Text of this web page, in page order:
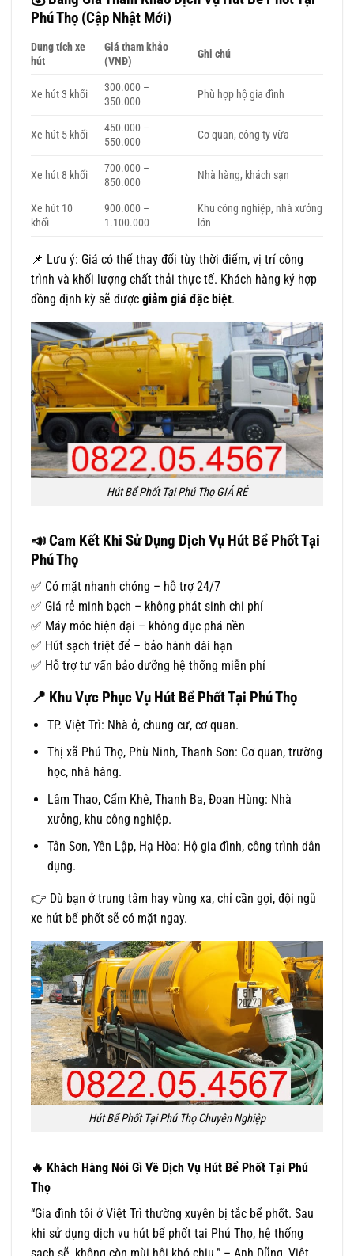
Phú Thọ (Cập Nhật Mới)
Dung tích xe
hút
Giá tham khảo
(VNĐ)
Ghi chú
Xe hút 3 khối
300.000 –
350.000
Phù hợp hộ gia đình
Xe hút 5 khối
450.000 –
550.000
Cơ quan, công ty vừa
Xe hút 8 khối
700.000 –
850.000
Nhà hàng, khách sạn
Xe hút 10
khối
900.000 –
1.100.000
Khu công nghiệp, nhà xưởng
lớn
📌 Lưu ý: Giá có thể thay đổi tùy thời điểm, vị trí công
trình và khối lượng chất thải thực tế. Khách hàng ký hợp
đồng định kỳ sẽ được giảm giá đặc biệt.
Hút Bể Phốt Tại Phú Thọ GIÁ RẺ
📣Cam Kết Khi Sử Dụng Dịch Vụ Hút Bể Phốt Tại
Phú Thọ
✅ Có mặt nhanh chóng – hỗ trợ 24/7
✅ Giá rẻ minh bạch – không phát sinh chi phí
✅ Máy móc hiện đại – không đục phá nền
✅ Hút sạch triệt để – bảo hành dài hạn
✅ Hỗ trợ tư vấn bảo dưỡng hệ thống miễn phí
📍 Khu Vực Phục Vụ Hút Bể Phốt Tại Phú Thọ
TP. Việt Trì: Nhà ở, chung cư, cơ quan.
Thị xã Phú Thọ, Phù Ninh, Thanh Sơn: Cơ quan, trường
học, nhà hàng.
Lâm Thao, Cẩm Khê, Thanh Ba, Đoan Hùng: Nhà
xưởng, khu công nghiệp.
Tân Sơn, Yên Lập, Hạ Hòa: Hộ gia đình, công trình dân
dụng.
👉 Dù bạn ở trung tâm hay vùng xa, chỉ cần gọi, đội ngũ
xe hút bể phốt sẽ có mặt ngay.
Hút Bể Phốt Tại Phú Thọ Chuyên Nghiệp
🔥 Khách Hàng Nói Gì Về Dịch Vụ Hút Bể Phốt Tại Phú
Thọ
“Gia đình tôi ở Việt Trì thường xuyên bị tắc bể phốt. Sau
khi sử dụng dịch vụ hút bể phốt tại Phú Thọ, hệ thống